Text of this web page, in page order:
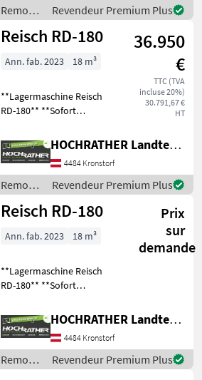
une côté, Frei
Remorques
/ Reisch
Revendeur Premium Plus
Reisch RD-180
36.950
€
TTC (TVA
incluse 20%)
30.791,67 €
HT
Ann. fab. 2023 18 m³
**Lagermaschine Reisch
RD-180** **Sofort
Typisierung + Stabile
Rahmenlängsträger
gekröpft in
Schweißkonstruktion + Y-
Zuggabel +Durchlenk
HOCHRATHER Landtechnik GmbH
4484 Kronstorf
Remorques
/ Reisch
Revendeur Premium Plus
Reisch RD-180
Prix
sur
demande
Ann. fab. 2023 18 m³
**Lagermaschine Reisch
RD-180** **Sofort
Typisierung + Stabile
Rahmenlängsträger
gekröpft in
Schweißkonstruktion + Y-
Zuggabel +Durchlenk
HOCHRATHER Landtechnik GmbH
4484 Kronstorf
Remorques
/ Reisch
Revendeur Premium Plus